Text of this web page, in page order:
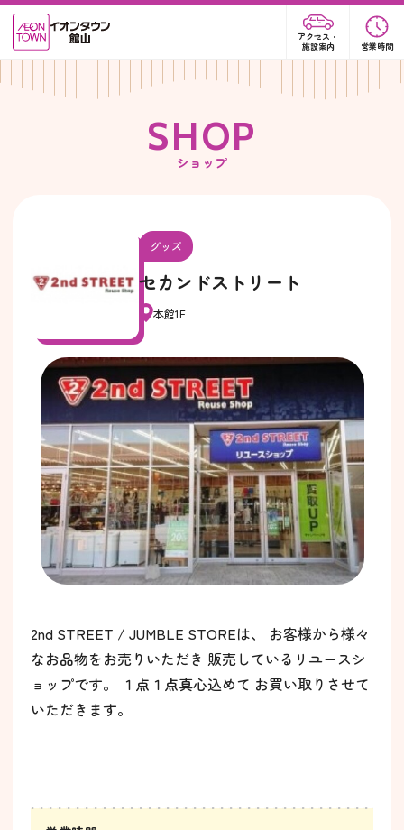
アクセス・
施設案内
営業時間
SHOP
ショップ
グッズ
セカンドストリート
本館1F
2nd STREET / JUMBLE STOREは、 お客様から様々
なお品物をお売りいただき 販売しているリユースシ
ョップです。 １点１点真心込めて お買い取りさせて
いただきます。